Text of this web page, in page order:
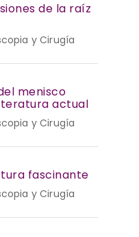
de la raíz
y Cirugía
menisco
actual
y Cirugía
fascinante
y Cirugía